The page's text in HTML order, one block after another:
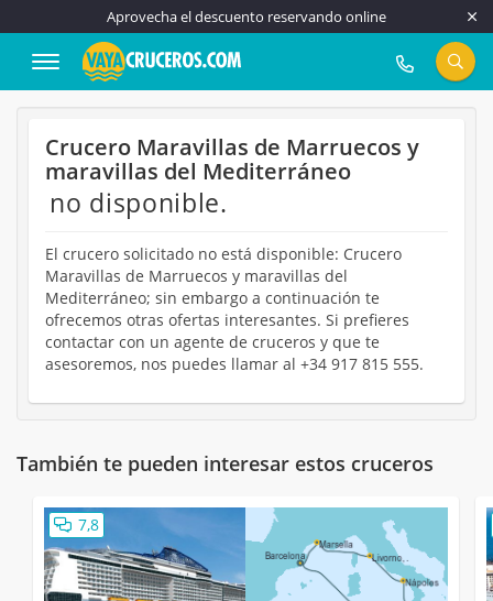
Aprovecha el descuento reservando online
917 815 555
Crucero Maravillas de Marruecos y
maravillas del Mediterráneo
no disponible.
El crucero solicitado no está disponible: Crucero
Maravillas de Marruecos y maravillas del
Mediterráneo; sin embargo a continuación te
ofrecemos otras ofertas interesantes. Si prefieres
contactar con un agente de cruceros y que te
asesoremos, nos puedes llamar al +34 917 815 555.
También te pueden interesar estos cruceros
7,8